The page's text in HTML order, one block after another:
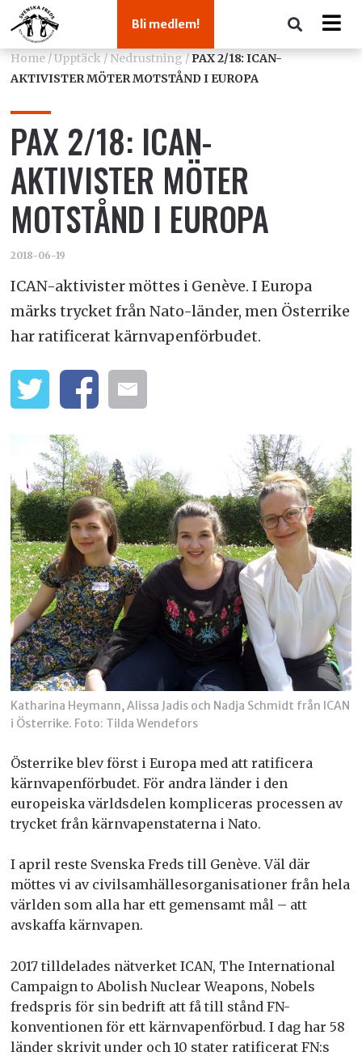
Bli medlem!
Home/Upptäck/ Nedrustning / PAX 2/18: ICAN-
AKTIVISTER MÖTER MOTSTÅND I EUROPA
PAX 2/18: ICAN-
AKTIVISTER MÖTER
MOTSTÅND I EUROPA
2018-06-19
ICAN-aktivister möttes i Genève. I Europa
märks trycket från Nato-länder, men Österrike
har ratificerat kärnvapenförbudet.
Katharina Heymann, Alissa Jadis och Nadja Schmidt från ICAN
i Österrike. Foto: Tilda Wendefors
Österrike blev först i Europa med att ratificera
kärnvapenförbudet. För andra länder i den
europeiska världsdelen kompliceras processen av
trycket från kärnvapenstaterna i Nato.
I april reste Svenska Freds till Genève. Väl där
möttes vi av civilsamhällesorganisationer från hela
världen som alla har ett gemensamt mål – att
avskaffa kärnvapen.
2017 tilldelades nätverket ICAN, The International
Campaign to Abolish Nuclear Weapons, Nobels
fredspris för sin bedrift att få till stånd FN-
konventionen för ett kärnvapenförbud. I dag har 58
länder skrivit under och 10 stater ratificerat FN:s